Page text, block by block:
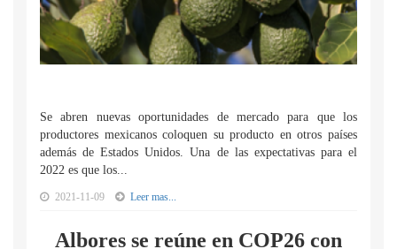
Se abren nuevas oportunidades de mercado para que los
productores mexicanos coloquen su producto en otros países
además de Estados Unidos. Una de las expectativas para el
2022 es que los...
2021-11-09 Leer mas...
Albores se reúne en COP26 con